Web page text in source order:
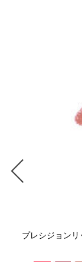
プレシジョン